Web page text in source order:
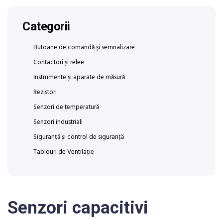
Senzori capacitivi
Categorii
Butoane de comandă și semnalizare
Contactori și relee
Instrumente și aparate de măsură
Rezistori
Senzori de temperatură
Senzori industriali
Siguranță și control de siguranță
Tablouri de Ventilație